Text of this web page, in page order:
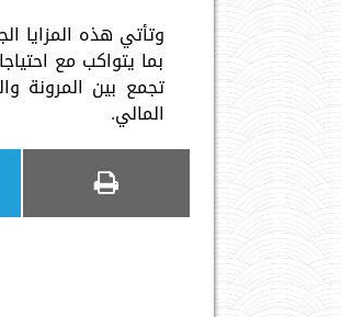
وتأتي هذه المزايا
بما يتواكب مع
تجمع بين المرونة
المالي.